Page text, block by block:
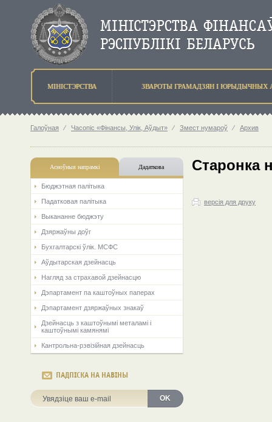
МIНIСТЭРСТВА ЗВАРОТЫ ГРАМАДЗЯН I ЮРЫДЫЧНЫХ
Галоўная ⁄ Часопіс «Фінансы, Улік, Аўдыт» ⁄ Змест нумароў ⁄ Архив
Асноўныя напрамкi Дадаткова
Бюджэтная палiтыка
Падатковая палітыка
Выкананне бюджэту
Дзяржаўны доўг
Бухгалтарскі ўлік. МСФС
Аўдытарская дзейнасць
Нагляд за страхавой дзейнасцю
Дэпартамент па каштоўных паперах
Дэпартамент дзяржаўных знакаў
Дзейнасць з каштоўнымі металамі і
каштоўнымі камянямі
Кантрольна-рэвізійная дзейнасць
ПАДПІСКА НА НАВІНЫ
OK
Старонка
версія для друку